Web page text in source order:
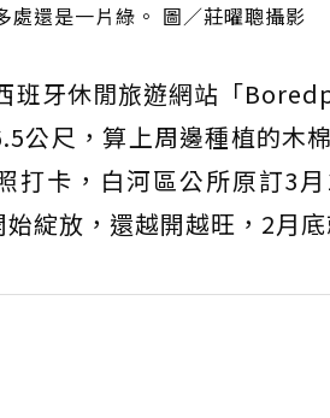
處還是一片綠。 圖／莊曜聰攝影
班牙休閒旅遊網站「
公尺，算上周邊種植的木
打卡，白河區公所原訂3
綻放，還越開越旺，2月底